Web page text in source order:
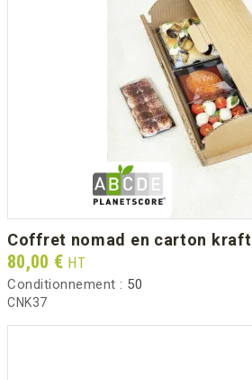
coffret nomad en carton kraft
Prix
80,00 € HT
Conditionnement : 50
CNK37